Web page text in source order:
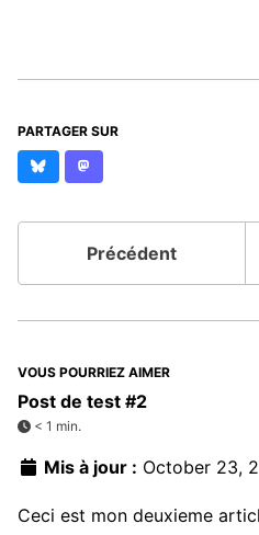
PARTAGER SUR
Bluesky
Précédent
VOUS POURRIEZ AIMER
Post de test #2
< 1 min.
Mis à jour : October 23,
Ceci est mon deuxieme